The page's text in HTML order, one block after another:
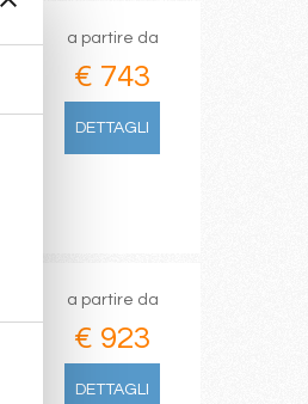
a partire da
€ 743
DETTAGLI
a partire da
€ 923
DETTAGLI